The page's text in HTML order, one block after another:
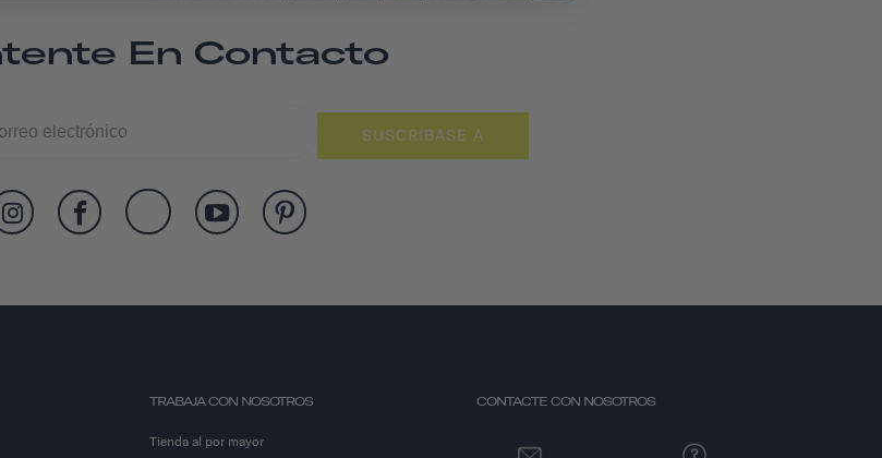
En Contacto
SUSCRÍBASE A
TRABAJA CON NOSOTROS
Tienda al por mayor
CONTACTE CON NOSOTROS